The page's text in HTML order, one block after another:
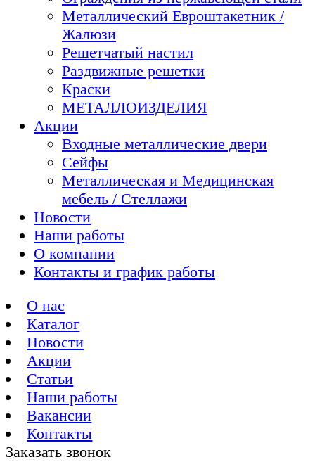
Металлический Евроштакетник /
Жалюзи
Решетчатый настил
Раздвижные решетки
Краски
МЕТАЛЛОИЗДЕЛИЯ
Акции
Входные металлические двери
Сейфы
Металлическая и Медицинская
мебель / Стеллажи
Новости
Наши работы
О компании
Контакты и график работы
О нас
Каталог
Новости
Акции
Статьи
Наши работы
Вакансии
Контакты
Заказать звонок